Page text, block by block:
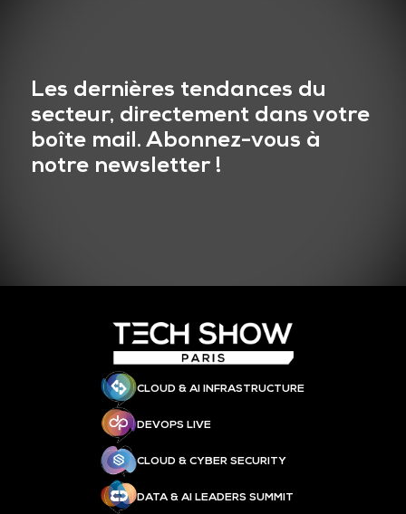
Les dernières tendances du
secteur, directement dans votre
boîte mail. Abonnez-vous à
notre newsletter !
CLOUD & AI INFRASTRUCTURE
DEVOPS LIVE
CLOUD & CYBER SECURITY
DATA & AI LEADERS SUMMIT